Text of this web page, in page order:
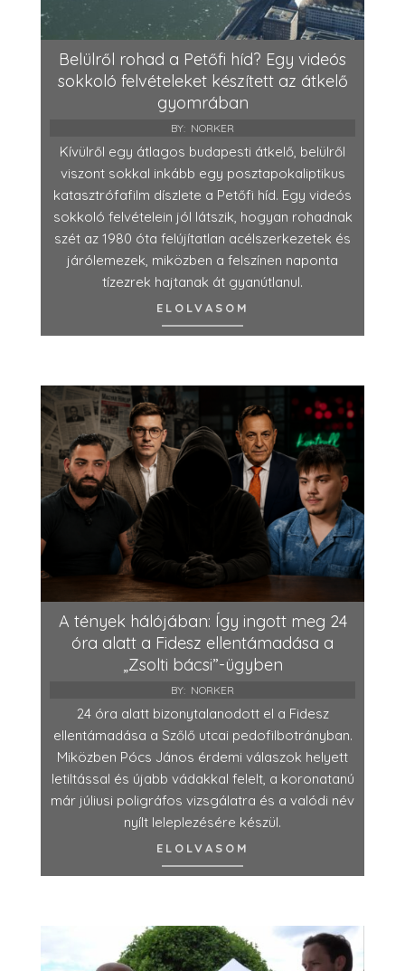
Belülről rohad a Petőfi híd? Egy videós
sokkoló felvételeket készített az átkelő
gyomrában
BY: NORKER
Kívülről egy átlagos budapesti átkelő, belülről
viszont sokkal inkább egy posztapokaliptikus
katasztrófafilm díszlete a Petőfi híd. Egy videós
sokkoló felvételein jól látszik, hogyan rohadnak
szét az 1980 óta felújítatlan acélszerkezetek és
járólemezek, miközben a felszínen naponta
tízezrek hajtanak át gyanútlanul.
ELOLVASOM
A tények hálójában: Így ingott meg 24
óra alatt a Fidesz ellentámadása a
„Zsolti bácsi”-ügyben
BY: NORKER
24 óra alatt bizonytalanodott el a Fidesz
ellentámadása a Szőlő utcai pedofilbotrányban.
Miközben Pócs János érdemi válaszok helyett
letiltással és újabb vádakkal felelt, a koronatanú
már júliusi poligráfos vizsgálatra és a valódi név
nyílt leleplezésére készül.
ELOLVASOM